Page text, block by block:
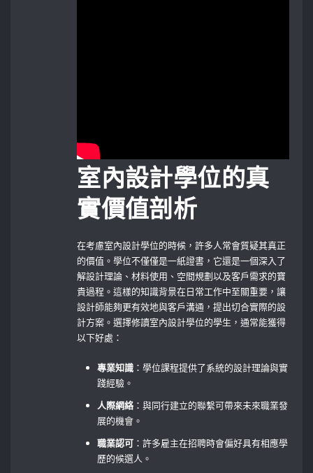
室內設計學位的真
實價值剖析
在考慮室內設計學位的時候，許多人常會質疑其真正
的價值。學位不僅僅是一紙證書，它還是一個深入了
解設計理論、材料使用、空間規劃以及客戶需求的寶
貴過程。這樣的知識背景在日常工作中至關重要，讓
設計師能夠更有效地與客戶溝通，提出切合實際的設
計方案。選擇修讀室內設計學位的學生，通常能獲得
以下好處：
專業知識 ：學位課程提供了系統的設計理論與實
踐經驗。
人際網絡 ：與同行建立的聯繫可帶來未來職業發
展的機會。
職業認可 ：許多雇主在招聘時會偏好具有相應學
歷的候選人。